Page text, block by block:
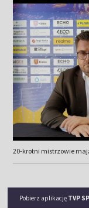
20-krotni mistrzowie
Pobierz aplikację TVP